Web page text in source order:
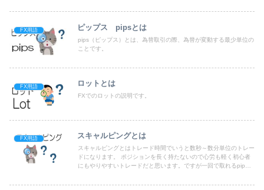
FX用語 ピップス pipsとは
pips（ピップス）とは、為替取引の際、為替が変動する最少単位の
ことです。
FX用語 ロットとは
FXでのロットの説明です。
FX用語 スキャルピングとは
スキャルピングとはトレード時間でいうと数秒～数分単位のトレー
ドになります。 ポジションを長く持たないので心労も軽く初心者
にもやりやすいトレードだと思います。ですが一回で取れるpipが